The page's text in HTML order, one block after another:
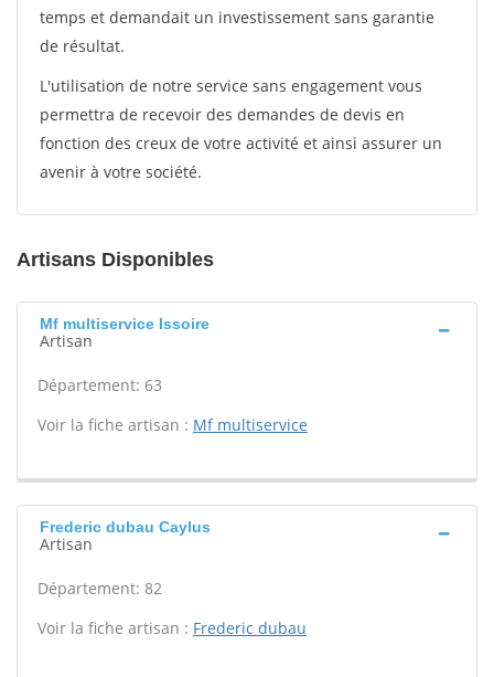
temps et demandait un investissement sans garantie
de résultat.
L'utilisation de notre service sans engagement vous
permettra de recevoir des demandes de devis en
fonction des creux de votre activité et ainsi assurer un
avenir à votre société.
Artisans Disponibles
Mf multiservice Issoire
Artisan
Département: 63
Voir la fiche artisan : Mf multiservice
Frederic dubau Caylus
Artisan
Département: 82
Voir la fiche artisan : Frederic dubau